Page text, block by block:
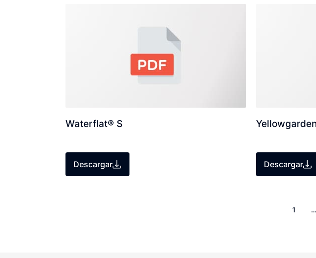
Waterflat® S
Descargar
Yellowgarden
Descargar
1 …